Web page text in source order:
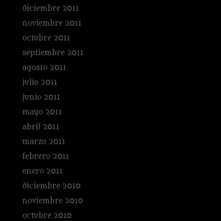
diciembre 2011
noviembre 2011
octubre 2011
septiembre 2011
agosto 2011
julio 2011
junio 2011
mayo 2011
abril 2011
marzo 2011
febrero 2011
enero 2011
diciembre 2010
noviembre 2010
octubre 2010